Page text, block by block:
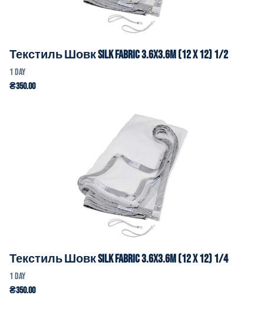
Текстиль Шовк Silk Fabric 3.6x3.6m (12 x 12) 1/2
Текстиль Шовк Silk Fabric 3.6x3.6m (12 x 12) 1/4